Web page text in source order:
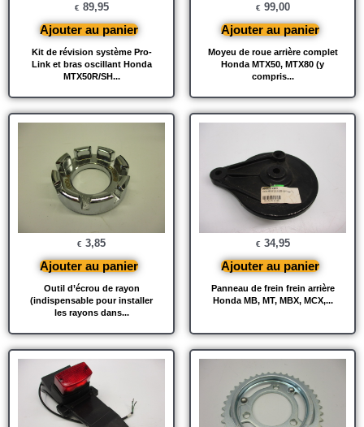
Kit de révision système Pro-
Link et bras oscillant Honda
MTX50R/SH...
€ 89,95
Ajouter au panier
Moyeu de roue arrière complet
Honda MTX50, MTX80 (y
compris...
€ 99,00
Ajouter au panier
Outil d’écrou de rayon
(indispensable pour installer
les rayons dans...
€ 3,85
Ajouter au panier
Panneau de frein frein arrière
Honda MB, MT, MBX, MCX,...
€ 34,95
Ajouter au panier